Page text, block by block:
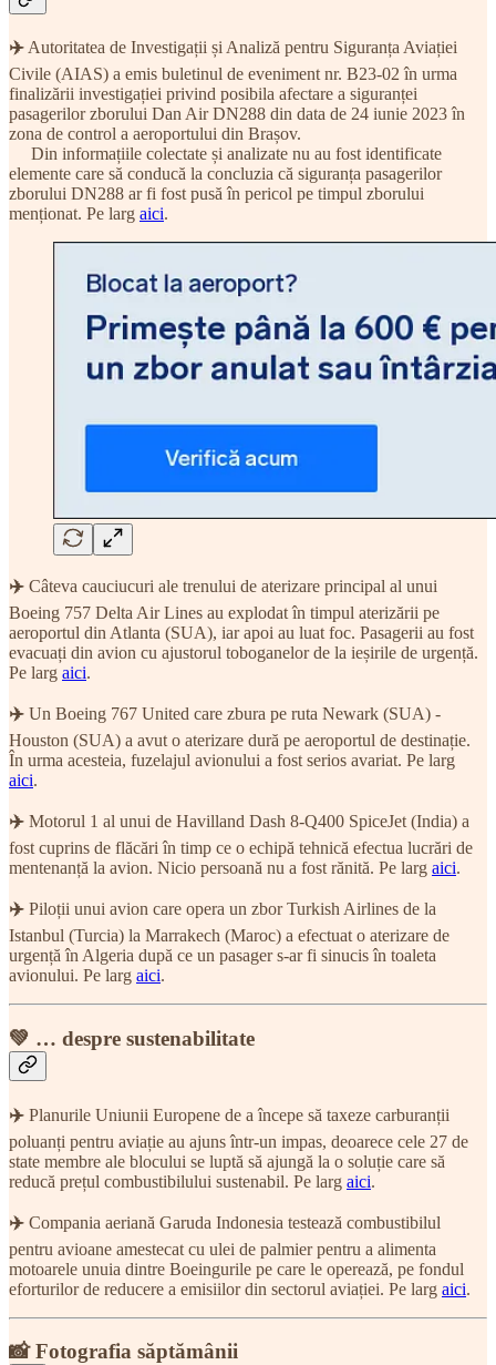
✈️ Autoritatea de Investigații și Analiză pentru Siguranța Aviației
Civile (AIAS) a emis buletinul de eveniment nr. B23-02 în urma
finalizării investigației privind posibila afectare a siguranței
pasagerilor zborului Dan Air DN288 din data de 24 iunie 2023 în
zona de control a aeroportului din Brașov.
Din informațiile colectate și analizate nu au fost identificate
elemente care să conducă la concluzia că siguranța pasagerilor
zborului DN288 ar fi fost pusă în pericol pe timpul zborului
menționat. Pe larg aici.
✈️ Câteva cauciucuri ale trenului de aterizare principal al unui
Boeing 757 Delta Air Lines au explodat în timpul aterizării pe
aeroportul din Atlanta (SUA), iar apoi au luat foc. Pasagerii au fost
evacuați din avion cu ajustorul toboganelor de la ieșirile de urgență.
Pe larg aici.
✈️ Un Boeing 767 United care zbura pe ruta Newark (SUA) -
Houston (SUA) a avut o aterizare dură pe aeroportul de destinație.
În urma acesteia, fuzelajul avionului a fost serios avariat. Pe larg
aici.
✈️ Motorul 1 al unui de Havilland Dash 8-Q400 SpiceJet (India) a
fost cuprins de flăcări în timp ce o echipă tehnică efectua lucrări de
mentenanță la avion. Nicio persoană nu a fost rănită. Pe larg aici.
✈️ Piloții unui avion care opera un zbor Turkish Airlines de la
Istanbul (Turcia) la Marrakech (Maroc) a efectuat o aterizare de
urgență în Algeria după ce un pasager s-ar fi sinucis în toaleta
avionului. Pe larg aici.
💚 … despre sustenabilitate
✈️ Planurile Uniunii Europene de a începe să taxeze carburanții
poluanți pentru aviație au ajuns într-un impas, deoarece cele 27 de
state membre ale blocului se luptă să ajungă la o soluție care să
reducă prețul combustibilului sustenabil. Pe larg aici.
✈️ Compania aeriană Garuda Indonesia testează combustibilul
pentru avioane amestecat cu ulei de palmier pentru a alimenta
motoarele unuia dintre Boeingurile pe care le operează, pe fondul
eforturilor de reducere a emisiilor din sectorul aviației. Pe larg aici.
📸 Fotografia săptămânii